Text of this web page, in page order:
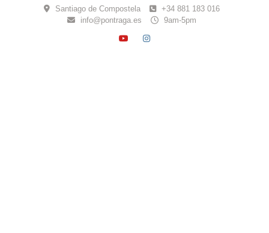
Santiago de Compostela
+34 881 183 016
info@pontraga.es
9am-5pm
YOUTUBE
INSTAGRAM